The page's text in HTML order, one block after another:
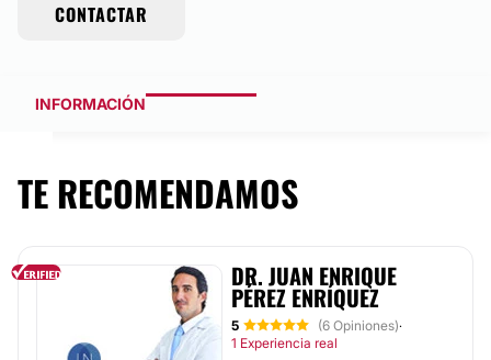
CONTACTAR
INFORMACIÓN
TE RECOMENDAMOS
DR. JUAN ENRIQUE
PÉREZ ENRÍQUEZ
5 (6 Opiniones)·
1 Experiencia real